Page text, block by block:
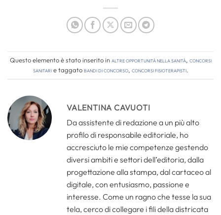
Questo elemento è stato inserito inAltre opportunità nella sanità, Concorsi
Sanitarie taggatobandi di concorso, concorsi fisioterapisti.
VALENTINA CAVUOTI
Da assistente di redazione a un più alto
profilo di responsabile editoriale, ho
accresciuto le mie competenze gestendo
diversi ambiti e settori dell’editoria, dalla
progettazione alla stampa, dal cartaceo al
digitale, con entusiasmo, passione e
interesse. Come un ragno che tesse la sua
tela, cerco di collegare i fili della districata